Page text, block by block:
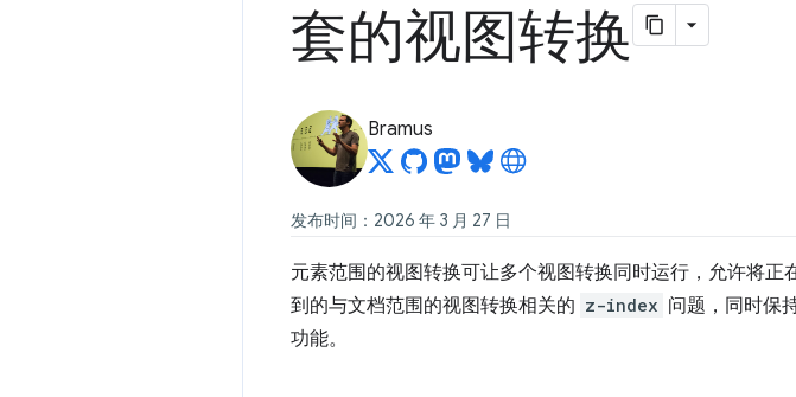
套的视图转换
Bramus
发布时间：2026 年 3 月 27 日
元素范围的视图转换可让多个视图转换同时运行，允许将
到的与文档范围的视图转换相关的 z-index 问题，同时保
功能。